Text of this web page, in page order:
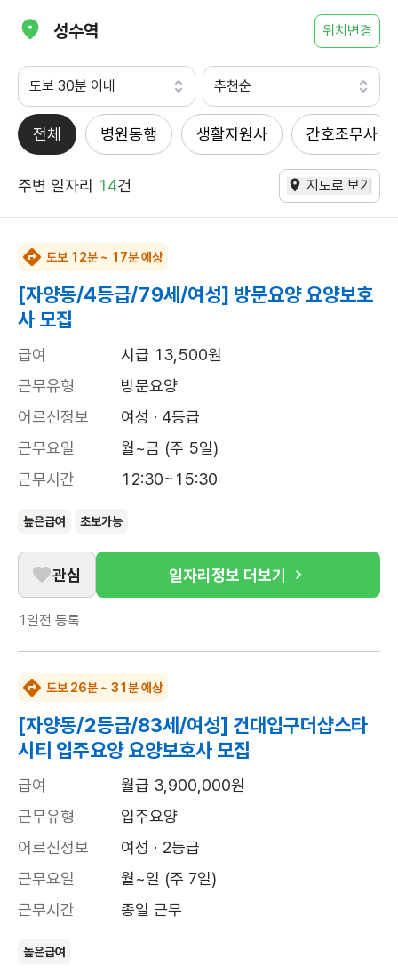
성수역 위치변경
도보 30분 이내 추천순
전체 병원동행 생활지원사 간호조무사
주변 일자리 14건 지도로 보기
도보 12분 ~ 17분 예상
[자양동/4등급/79세/여성] 방문요양 요양보호
사 모집
급여
시급 13,500원
근무유형
방문요양
어르신정보
여성 · 4등급
근무요일
월~금 (주 5일)
근무시간
12:30~15:30
높은급여 초보가능
관심 일자리정보 더보기
1일전 등록
도보 26분 ~ 31분 예상
[자양동/2등급/83세/여성] 건대입구더샵스타
시티 입주요양 요양보호사 모집
급여
월급 3,900,000원
근무유형
입주요양
어르신정보
여성 · 2등급
근무요일
월~일 (주 7일)
근무시간
종일 근무
높은급여